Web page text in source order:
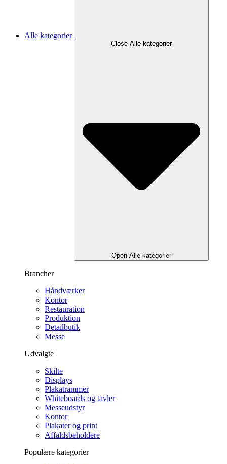
Alle kategorier
Close Alle kategorier
Open Alle kategorier
Brancher
Håndværker
Kontor
Restauration
Produktion
Detailbutik
Messe
Udvalgte
Skilte
Displays
Plakatrammer
Whiteboards og tavler
Messeudstyr
Kontor
Plakater og print
Affaldsbeholdere
Populære kategorier